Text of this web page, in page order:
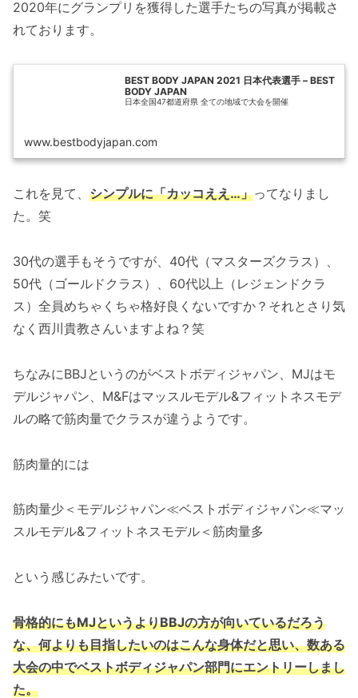
2020年にグランプリを獲得した選手たちの写真が掲載さ
れております。
BEST BODY JAPAN 2021 日本代表選手 – BEST
BODY JAPAN
日本全国47都道府県 全ての地域で大会を開催
www.bestbodyjapan.com
これを見て、 シンプルに「カッコええ…」ってなりまし
た。笑
30代の選手もそうですが、40代（マスターズクラス）、
50代（ゴールドクラス）、60代以上（レジェンドクラ
ス）全員めちゃくちゃ格好良くないですか？それとさり気
なく西川貴教さんいますよね？笑
ちなみにBBJというのがベストボディジャパン、MJはモ
デルジャパン、M&Fはマッスルモデル&フィットネスモデ
ルの略で筋肉量でクラスが違うようです。
筋肉量的には
筋肉量少＜モデルジャパン≪ベストボディジャパン≪マッ
スルモデル&フィットネスモデル＜筋肉量多
という感じみたいです。
骨格的にもMJというよりBBJの方が向いているだろう
な、何よりも目指したいのはこんな身体だと思い、数ある
大会の中でベストボディジャパン部門にエントリーしまし
た。